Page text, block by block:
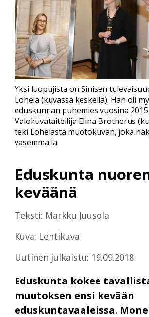
Eduskunta
keväänä
Teksti: Markku Juusola
Kuva: Lehtikuva
Uutinen julkaistu: 19.09.2018
Eduskunta kokee
muutoksen ensi kevään
eduskuntavaaleissa.
Yksi luopujista on Sinisen
Lohela (kuvassa keskellä). Hän oli
eduskunnan puhemies vuosina
Valokuvataiteilija Elina Brotherus
teki Lohelasta muotokuvan, joka
vasemmalla.